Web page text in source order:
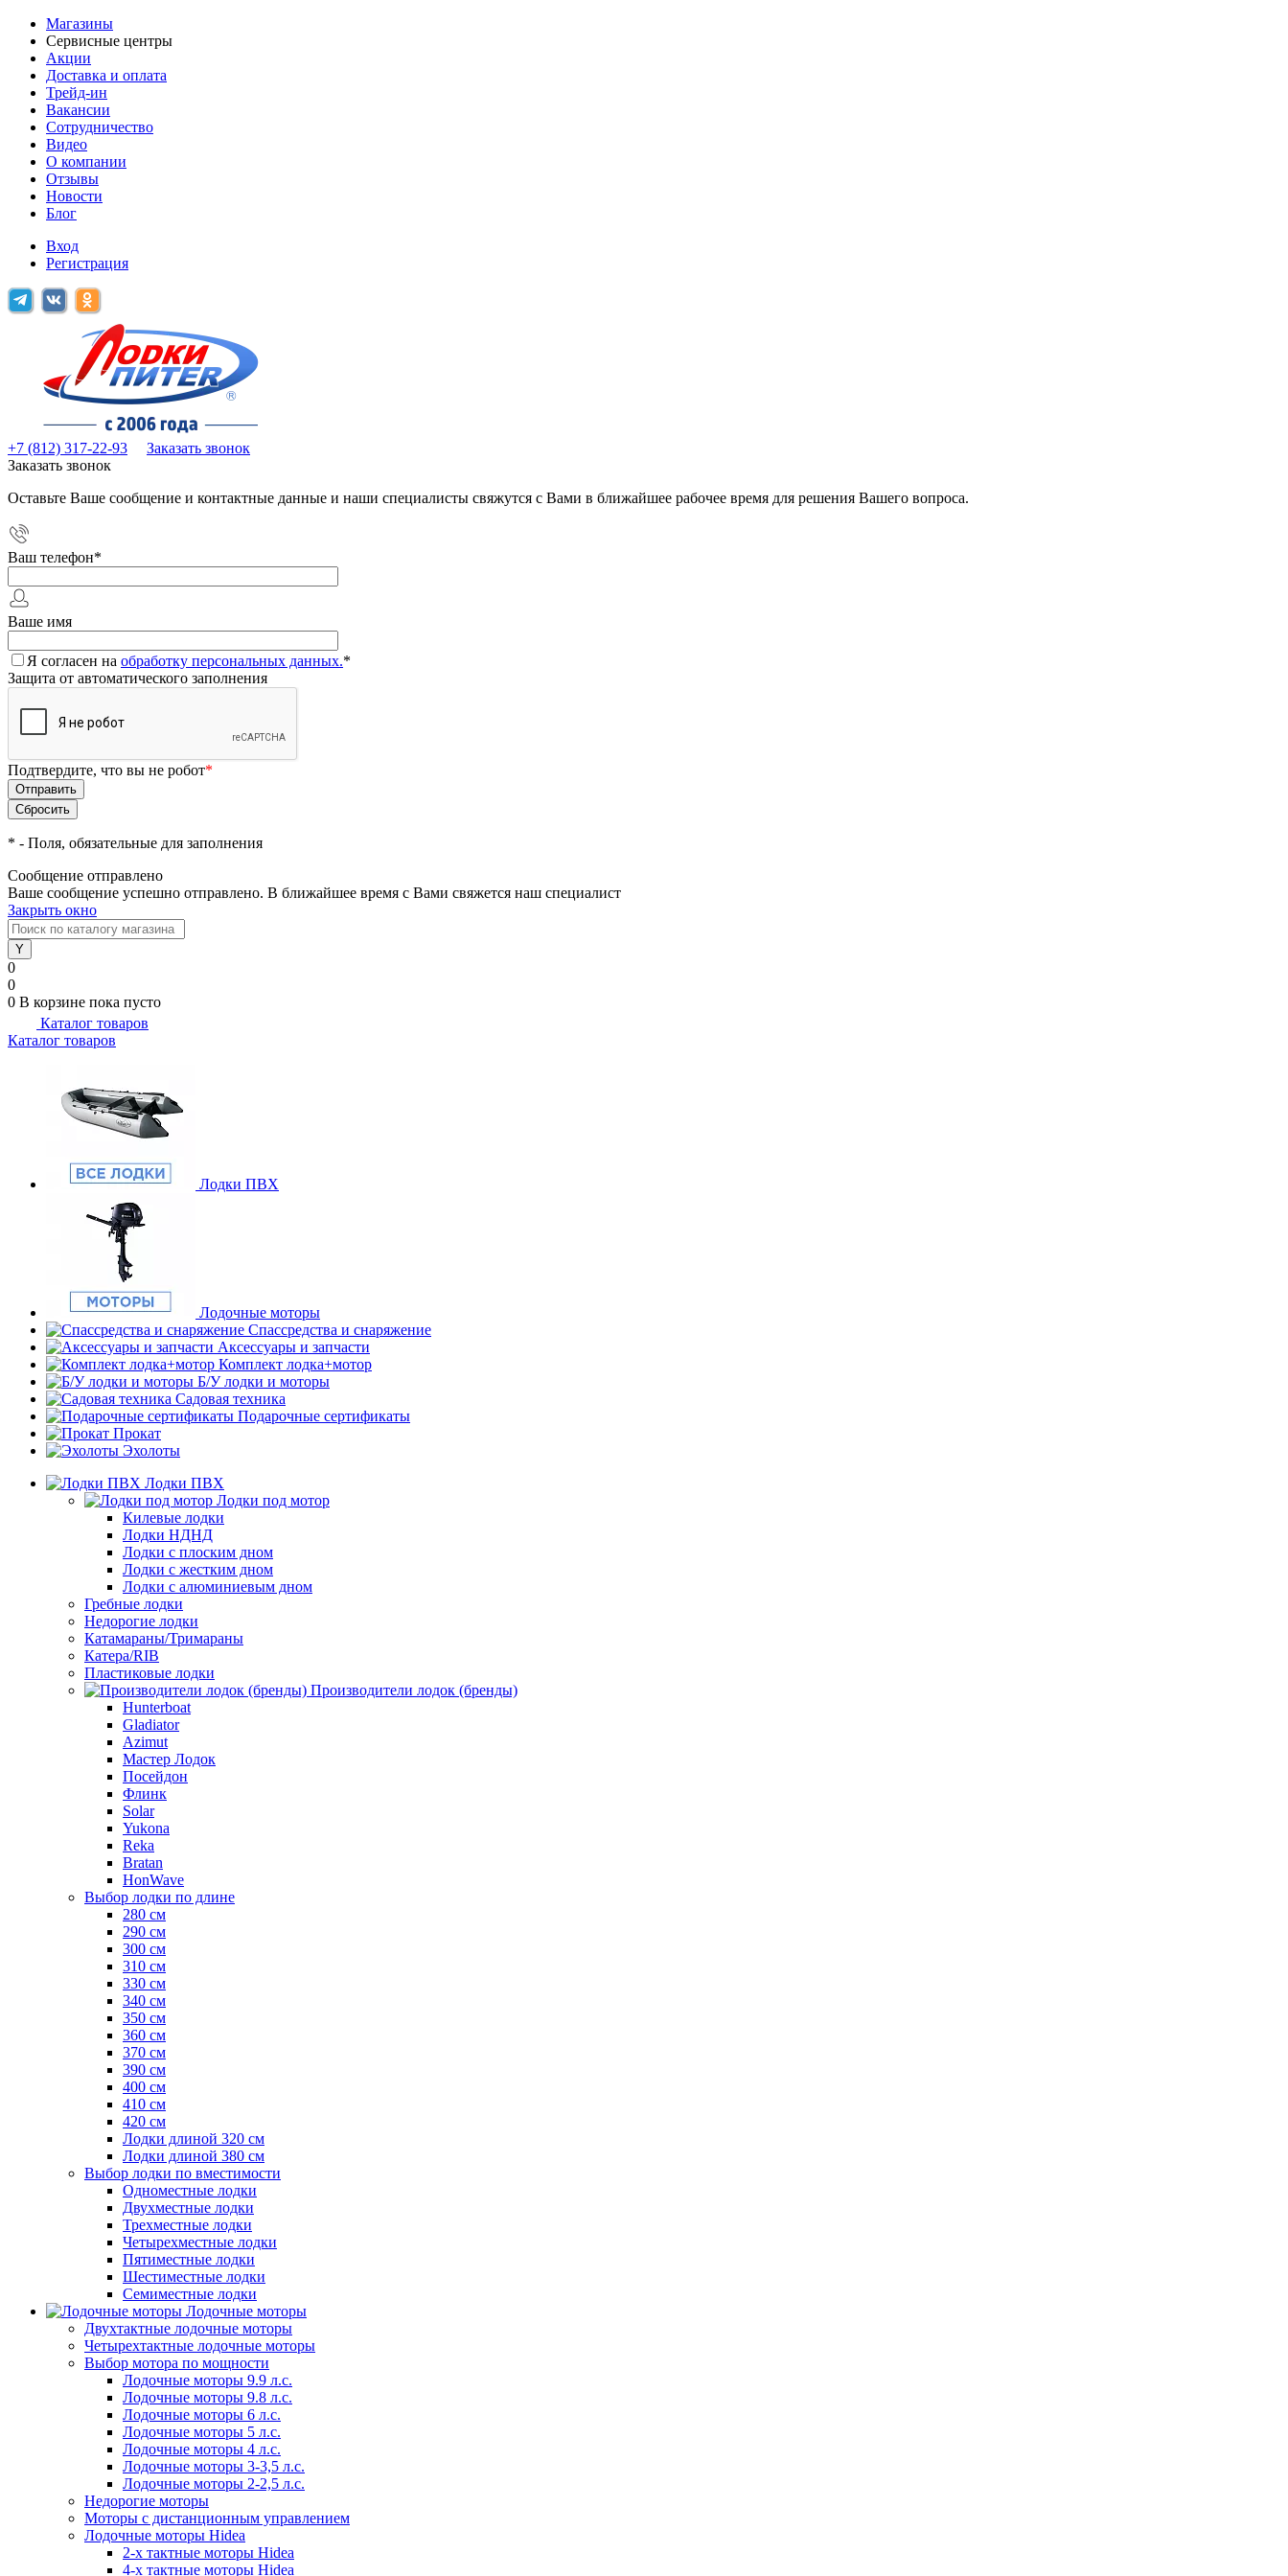
Магазины
Сервисные центры
Акции
Доставка и оплата
Трейд-ин
Вакансии
Сотрудничество
Видео
О компании
Отзывы
Новости
Блог
Вход
Регистрация
+7 (812) 317-22-93
Заказать звонок
Заказать звонок
Оставьте Ваше сообщение и контактные данные и наши специалисты свяжутся с Вами в ближайшее рабочее время для решения Вашего вопроса.
Ваш телефон*
Ваше имя
Я согласен на обработку персональных данных.*
Защита от автоматического заполнения
Подтвердите, что вы не робот*
* - Поля, обязательные для заполнения
Сообщение отправлено
Ваше сообщение успешно отправлено. В ближайшее время с Вами свяжется наш специалист
Закрыть окно
0
0
0 В корзине пока пусто
Каталог товаров
Каталог товаров
Лодки ПВХ
Лодочные моторы
Спассредства и снаряжение
Аксессуары и запчасти
Комплект лодка+мотор
Б/У лодки и моторы
Садовая техника
Подарочные сертификаты
Прокат
Эхолоты
Лодки ПВХ
Лодки под мотор
Килевые лодки
Лодки НДНД
Лодки с плоским дном
Лодки с жестким дном
Лодки с алюминиевым дном
Гребные лодки
Недорогие лодки
Катамараны/Тримараны
Катера/RIB
Пластиковые лодки
Производители лодок (бренды)
Hunterboat
Gladiator
Azimut
Мастер Лодок
Посейдон
Флинк
Solar
Yukona
Reka
Bratan
HonWave
Выбор лодки по длине
280 см
290 см
300 см
310 см
330 см
340 см
350 см
360 см
370 см
390 см
400 см
410 см
420 см
Лодки длиной 320 см
Лодки длиной 380 см
Выбор лодки по вместимости
Одноместные лодки
Двухместные лодки
Трехместные лодки
Четырехместные лодки
Пятиместные лодки
Шестиместные лодки
Семиместные лодки
Лодочные моторы
Двухтактные лодочные моторы
Четырехтактные лодочные моторы
Выбор мотора по мощности
Лодочные моторы 9.9 л.с.
Лодочные моторы 9.8 л.с.
Лодочные моторы 6 л.с.
Лодочные моторы 5 л.с.
Лодочные моторы 4 л.с.
Лодочные моторы 3-3,5 л.с.
Лодочные моторы 2-2,5 л.с.
Недорогие моторы
Моторы с дистанционным управлением
Лодочные моторы Hidea
2-х тактные моторы Hidea
4-х тактные моторы Hidea